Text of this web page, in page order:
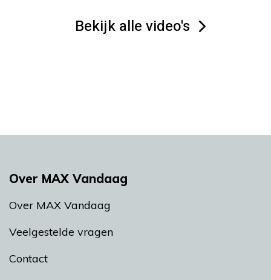
Bekijk alle video's
Over MAX Vandaag
Over MAX Vandaag
Veelgestelde vragen
Contact